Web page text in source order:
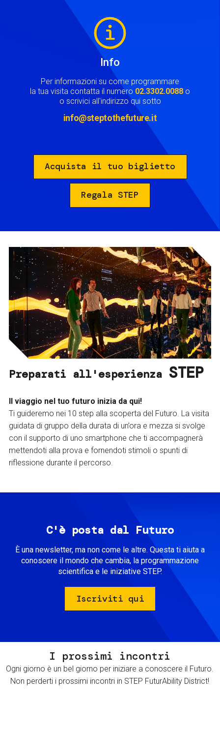
Info
Per informazioni su come programmare
la tua visita contatta il numero 02.3302.0088 o
o scrivici all'indirizzo qui sotto
info@steptothefuture.it
Acquista il tuo biglietto
Regala STEP
Preparati all'esperienza STEP
Il viaggio nel tuo futuro inizia da qui!
Ti guideremo nei 10 step alla scoperta del Futuro. La visita
guidata di gruppo della durata di un’ora e mezza si svolge
con il supporto di uno smartphone che ti accompagnerà
mettendoti alla prova e fornendoti stimoli o spunti di
riflessione durante il percorso.
C'è posta dal Futuro
È una newsletter, ma non come le altre. Questa ti aiuta a
conoscere il mondo che cambia, la programmazione
scientifica e le iniziative STEP.
Iscriviti qui
I prossimi incontri
Ogni giorno è un bel giorno per iniziare a conoscere il Futuro.
Non perderti i prossimi incontri in STEP FuturAbility District!